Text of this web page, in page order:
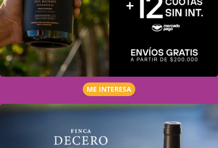
ME INTERESA